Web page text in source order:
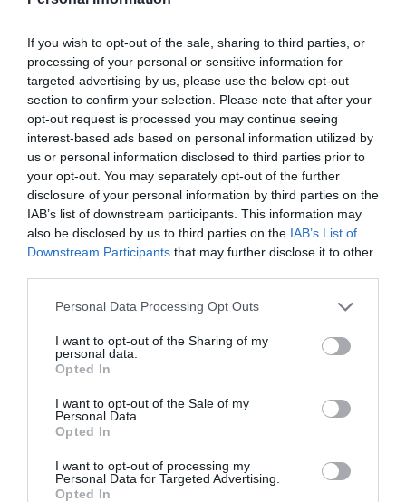
If you wish to opt-out of the sale, sharing to third parties, or
processing of your personal or sensitive information for
targeted advertising by us, please use the below opt-out
section to confirm your selection. Please note that after your
opt-out request is processed you may continue seeing
interest-based ads based on personal information utilized by
us or personal information disclosed to third parties prior to
your opt-out. You may separately opt-out of the further
disclosure of your personal information by third parties on the
IAB’s list of downstream participants. This information may
also be disclosed by us to third parties on the IAB’s List of
Downstream Participants that may further disclose it to other
Personal Data Processing Opt Outs
I want to opt-out of the Sharing of my
personal data.
Opted In
I want to opt-out of the Sale of my
Personal Data.
Opted In
I want to opt-out of processing my
Personal Data for Targeted Advertising.
Opted In
Isabel Pantoja pierde dos pleitos con
Hacienda por 700.000 euros... suma y
sigue
Eulogio López
El IBEX 35 cerró la sesión del
miércoles en los 20.057 puntos,
un nuevo récord
Eulogio López
Ceuta. Nuestra Señora de África:
convertir al musulmán
Argumentos